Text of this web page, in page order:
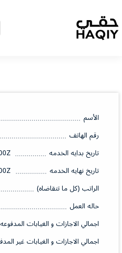
الأسم
رقم الهاتف
تاريخ بدايه الخدمه
تاريخ نهايه الخدمه
الراتب (كل ما تتقاضاه)
حاله العمل
اجمالي الاجازات و الغيابات المدفوعه
اجمالي الاجازات و الغيابات غير